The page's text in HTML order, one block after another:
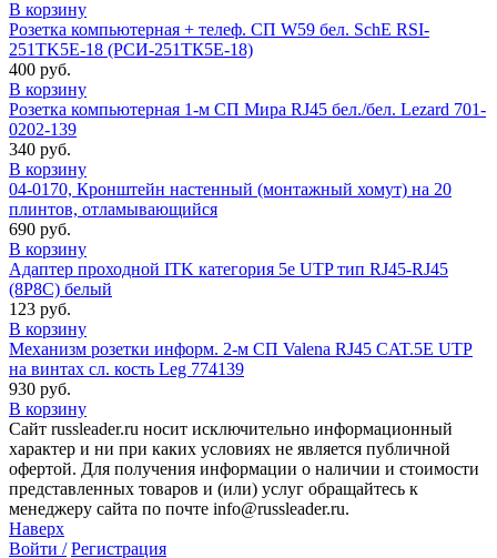
В корзину
Розетка компьютерная + телеф. СП W59 бел. SchE RSI-
251TK5E-18 (РСИ-251ТК5Е-18)
400 руб.
В корзину
Розетка компьютерная 1-м СП Мира RJ45 бел./бел. Lezard 701-
0202-139
340 руб.
В корзину
04-0170, Кронштейн настенный (монтажный хомут) на 20
плинтов, отламывающийся
690 руб.
В корзину
Адаптер проходной ITK категория 5е UTP тип RJ45-RJ45
(8P8C) белый
123 руб.
В корзину
Механизм розетки информ. 2-м СП Valena RJ45 CAT.5E UTP
на винтах сл. кость Leg 774139
930 руб.
В корзину
Сайт russleader.ru носит исключительно информационный
характер и ни при каких условиях не является публичной
офертой. Для получения информации о наличии и стоимости
представленных товаров и (или) услуг обращайтесь к
менеджеру сайта по почте info@russleader.ru.
Наверх
Войти / Регистрация